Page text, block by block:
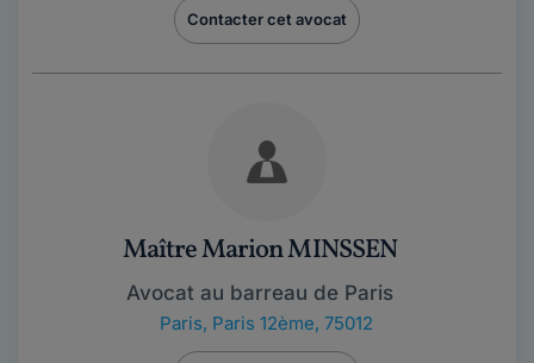
Contacter cet avocat
Maître Marion MINSSEN
Avocat au barreau de Paris
Paris, Paris 12ème, 75012